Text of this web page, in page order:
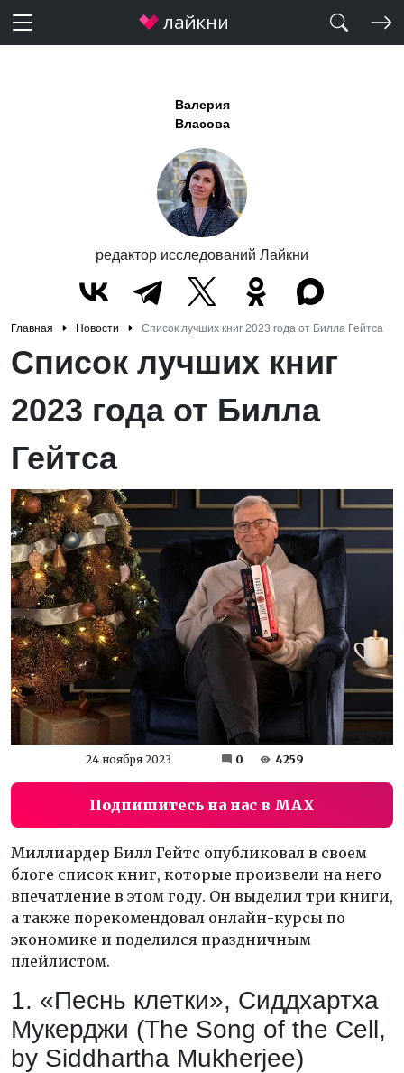
Валерия
Власова
редактор исследований Лайкни
Главная Новости Список лучших книг 2023 года от Билла Гейтса
Список лучших книг
2023 года от Билла
Гейтса
24 ноября 2023 0 4259
Подпишитесь на нас в MAX
Миллиардер Билл Гейтс опубликовал в своем
блоге список книг, которые произвели на него
впечатление в этом году. Он выделил три книги,
а также порекомендовал онлайн-курсы по
экономике и поделился праздничным
плейлистом.
1. «Песнь клетки», Сиддхартха
Мукерджи (The Song of the Cell,
by Siddhartha Mukherjee)